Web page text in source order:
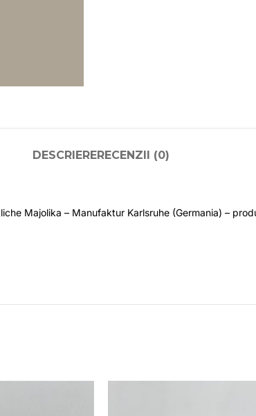
DESCRIERERECENZII (0)
Majolika – Manufaktur Karlsruhe (Germania) –